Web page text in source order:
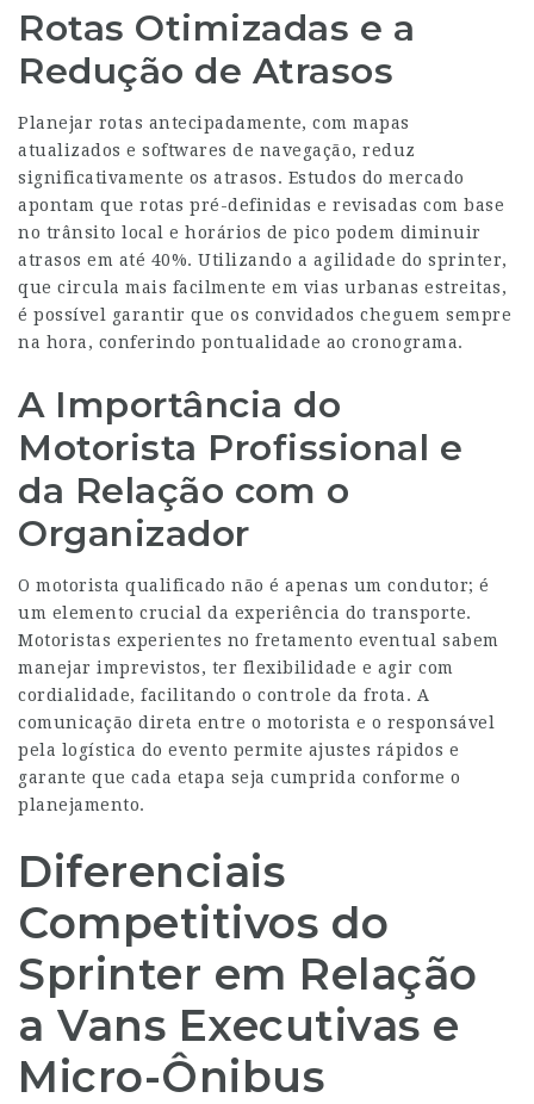
Rotas Otimizadas e a
Redução de Atrasos
Planejar rotas antecipadamente, com mapas
atualizados e softwares de navegação, reduz
significativamente os atrasos. Estudos do mercado
apontam que rotas pré-definidas e revisadas com base
no trânsito local e horários de pico podem diminuir
atrasos em até 40%. Utilizando a agilidade do sprinter,
que circula mais facilmente em vias urbanas estreitas,
é possível garantir que os convidados cheguem sempre
na hora, conferindo pontualidade ao cronograma.
A Importância do
Motorista Profissional e
da Relação com o
Organizador
O motorista qualificado não é apenas um condutor; é
um elemento crucial da experiência do transporte.
Motoristas experientes no fretamento eventual sabem
manejar imprevistos, ter flexibilidade e agir com
cordialidade, facilitando o controle da frota. A
comunicação direta entre o motorista e o responsável
pela logística do evento permite ajustes rápidos e
garante que cada etapa seja cumprida conforme o
planejamento.
Diferenciais
Competitivos do
Sprinter em Relação
a Vans Executivas e
Micro-Ônibus